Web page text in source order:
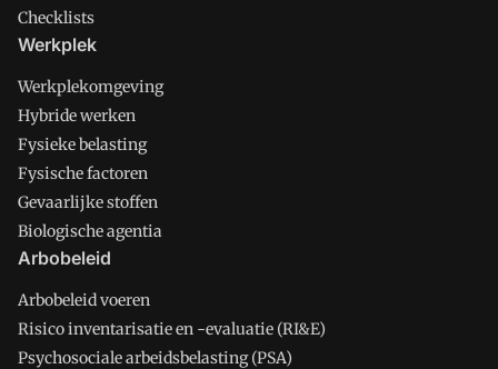
Checklists
Werkplek
Werkplekomgeving
Hybride werken
Fysieke belasting
Fysische factoren
Gevaarlijke stoffen
Biologische agentia
Arbobeleid
Arbobeleid voeren
Risico inventarisatie en -evaluatie (RI&E)
Psychosociale arbeidsbelasting (PSA)